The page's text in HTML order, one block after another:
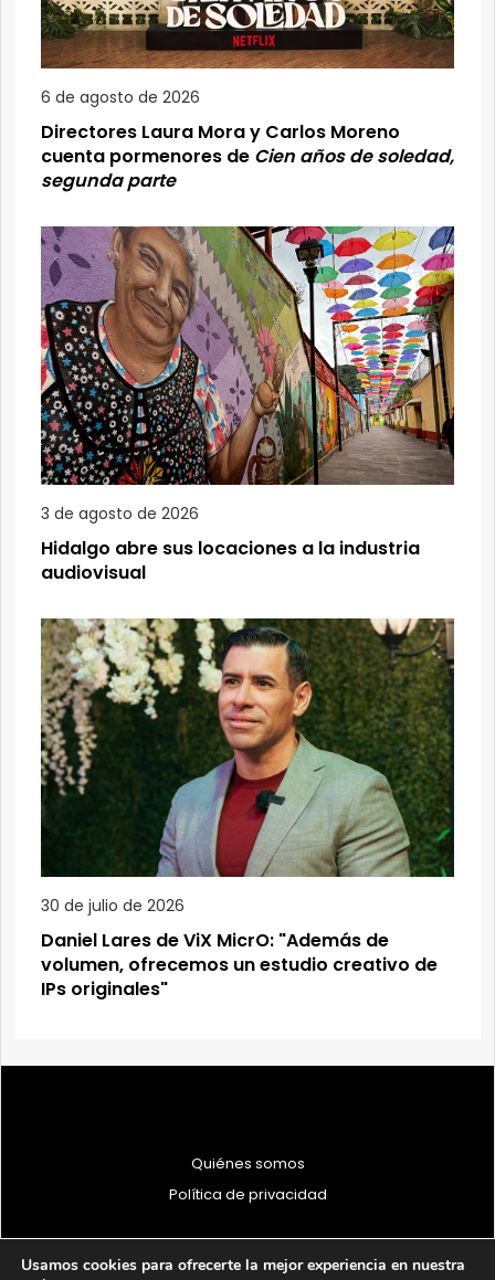
6 de agosto de 2026
Directores Laura Mora y Carlos Moreno
cuenta pormenores de Cien años de soledad,
segunda parte
3 de agosto de 2026
Hidalgo abre sus locaciones a la industria
audiovisual
30 de julio de 2026
Daniel Lares de ViX MicrO: "Además de
volumen, ofrecemos un estudio creativo de
IPs originales"
Quiénes somos
Política de privacidad
Usamos cookies para ofrecerte la mejor experiencia en nuestra